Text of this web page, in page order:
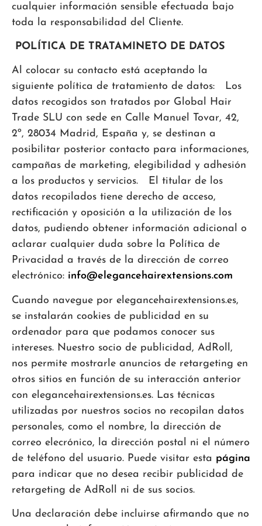
cualquier información sensible efectuada bajo
toda la responsabilidad del Cliente.
POLÍTICA DE TRATAMINETO DE DATOS
Al colocar su contacto está aceptando la
siguiente política de tratamiento de datos: Los
datos recogidos son tratados por Global Hair
Trade SLU con sede en Calle Manuel Tovar, 42,
2º, 28034 Madrid, España y, se destinan a
posibilitar posterior contacto para informaciones,
campañas de marketing, elegibilidad y adhesión
a los productos y servicios. El titular de los
datos recopilados tiene derecho de acceso,
rectificación y oposición a la utilización de los
datos, pudiendo obtener información adicional o
aclarar cualquier duda sobre la Política de
Privacidad a través de la dirección de correo
electrónico: info@elegancehairextensions.com
Cuando navegue por elegancehairextensions.es,
se instalarán cookies de publicidad en su
ordenador para que podamos conocer sus
intereses. Nuestro socio de publicidad, AdRoll,
nos permite mostrarle anuncios de retargeting en
otros sitios en función de su interacción anterior
con elegancehairextensions.es. Las técnicas
utilizadas por nuestros socios no recopilan datos
personales, como el nombre, la dirección de
correo elecrónico, la dirección postal ni el número
de teléfono del usuario. Puede visitar esta página
para indicar que no desea recibir publicidad de
retargeting de AdRoll ni de sus socios.
Una declaración debe incluirse afirmando que no